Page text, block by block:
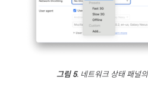
그림 5. 네트워크 상태 패널